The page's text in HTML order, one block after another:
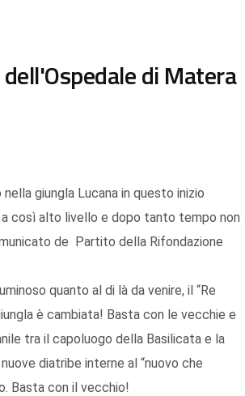
di Matera
giungla Lucana in questo inizio
così alto livello e dopo tanto tempo non
de Partito della Rifondazione
quanto al di là da venire, il “Re
è cambiata! Basta con le vecchie e
tra il capoluogo della Basilicata e la
diatribe interne al “nuovo che
Basta con il vecchio!